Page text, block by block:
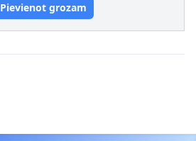
Pievienot grozam